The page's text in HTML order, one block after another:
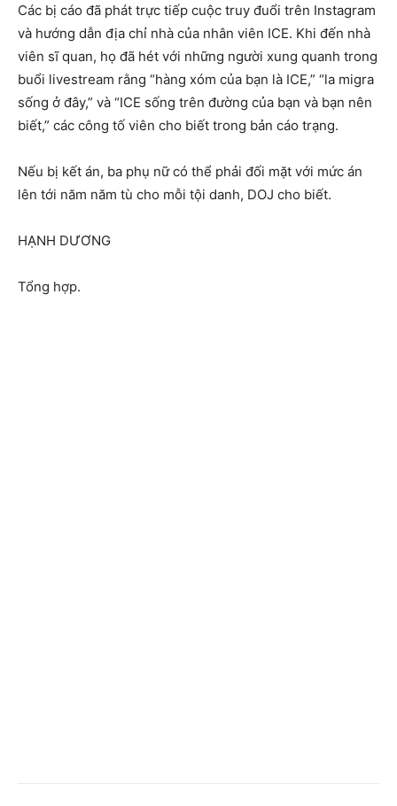
Các bị cáo đã phát trực tiếp cuộc truy đuổi trên Instagram
và hướng dẫn địa chỉ nhà của nhân viên ICE. Khi đến nhà
viên sĩ quan, họ đã hét với những người xung quanh trong
buổi livestream rằng “hàng xóm của bạn là ICE,” “la migra
sống ở đây,” và “ICE sống trên đường của bạn và bạn nên
biết,” các công tố viên cho biết trong bản cáo trạng.
Nếu bị kết án, ba phụ nữ có thể phải đối mặt với mức án
lên tới năm năm tù cho mỗi tội danh, DOJ cho biết.
HẠNH DƯƠNG
Tổng hợp.